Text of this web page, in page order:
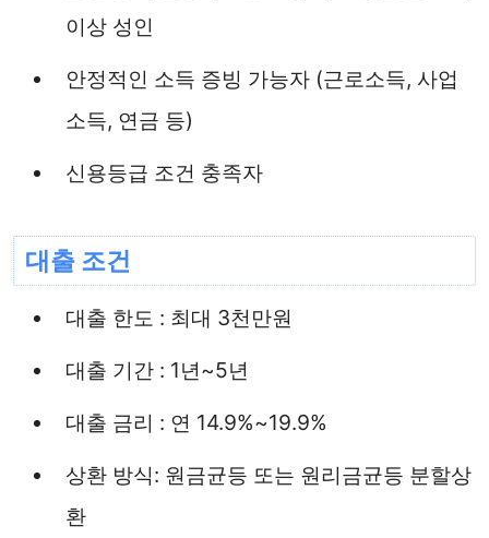
이상 성인
안정적인 소득 증빙 가능자 (근로소득, 사업
소득, 연금 등)
신용등급 조건 충족자
대출 조건
대출 한도 : 최대 3천만원
대출 기간 : 1년~5년
대출 금리 : 연 14.9%~19.9%
상환 방식: 원금균등 또는 원리금균등 분할상
환